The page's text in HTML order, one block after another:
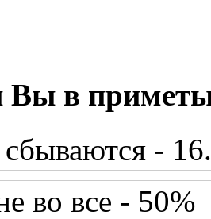
Вы в
сбываются -
во все - 50%